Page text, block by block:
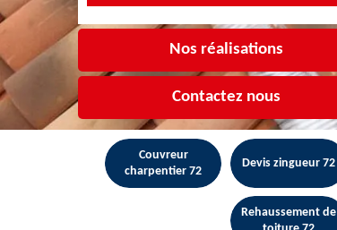
Nos réalisations
Contactez nous
Couvreur
charpentier 72
Devis zingueur 72
Rehaussement de